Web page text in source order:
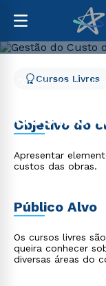
Cursos Livres
Gestão
Obras
Cursos Livres
Objetivo do
Apresentar
custos das obras.
Público Alvo
Os cursos livres
queira conhecer
diversas áreas do